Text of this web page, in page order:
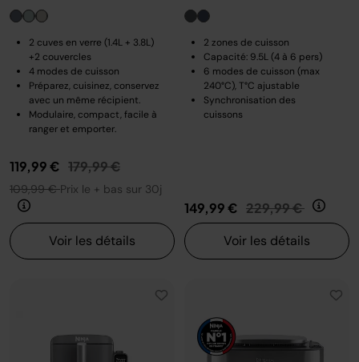
2 cuves en verre (1.4L + 3.8L)
+2 couvercles
4 modes de cuisson
Préparez, cuisinez, conservez
avec un même récipient.
Modulaire, compact, facile à
ranger et emporter.
119,99 € Prix réduit de
179,99 €au
109,99 €Prix le + bas sur 30j
Voir les détails
2 zones de cuisson
Capacité: 9.5L (4 à 6 pers)
6 modes de cuisson (max
240°C), T°C ajustable
Synchronisation des
cuissons
149,99 € Prix réduit de
229,99 € au
Voir les détails